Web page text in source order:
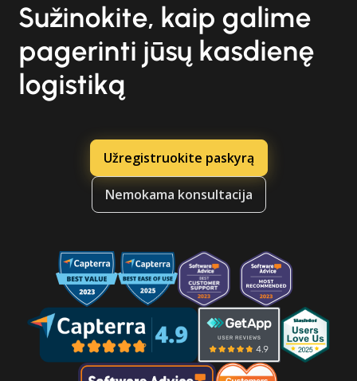
Sužinokite, kaip galime
pagerinti jūsų kasdienę
logistiką
Užregistruokite paskyrą
Nemokama konsultacija